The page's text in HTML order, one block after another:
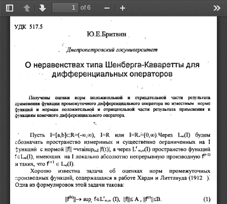
TogglePreviousNext
of 6
Zoom
Out
УДК 517.5
Ю.Е.Бритвин
Днепропетровский госуниверситет
О неравенствах типа Шенберга-Кавареттыдля
дифференциальных операторов
Получены оценки норм положительной и отрицательной части результата
применения функции промежуточного дифференциального оператора по известным норме
функций и нормам положительной и отрицательной части результата применения к
функциям конечного дифференциального оператора.
©:
Пусть Е[а6]сВ=(-0,0), 1=В или 1=8.=0,ю).Через 1.(1) будем
сбозначать пространство измеримых и существенно ограниченных на |
Функций с нормой ||| =Угазирие: КО), а через Г.„„„(Т) пространство функций
{=Т..(1), имеющих на Г локально абсолютно непрерывную производную #"
итаких, что Ї" є 1,.(Г).
Хороню известна задача об оценках норм промежуточных
производных функций, содержащаяся в работе Харди и Литтлвуда (1912).
Одна из формулировокэтойзадачи такова:
|-> зир, Ре,» (0), [#5А,ЗВ. (9)